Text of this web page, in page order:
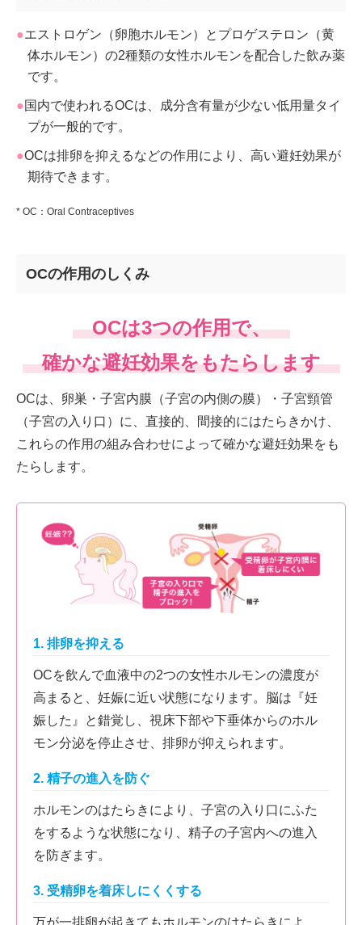
エストロゲン（卵胞ホルモン）とプロゲステロン（黄
体ホルモン）の2種類の女性ホルモンを配合した飲み薬
です。
国内で使われるOCは、成分含有量が少ない低用量タイ
プが一般的です。
OCは排卵を抑えるなどの作用により、高い避妊効果が
期待できます。
* OC：Oral Contraceptives
OCの作用のしくみ
OCは3つの作用で、
確かな避妊効果をもたらします
OCは、卵巣・子宮内膜（子宮の内側の膜）・子宮頸管
（子宮の入り口）に、直接的、間接的にはたらきかけ、
これらの作用の組み合わせによって確かな避妊効果をも
たらします。
1. 排卵を抑える
OCを飲んで血液中の2つの女性ホルモンの濃度が
高まると、妊娠に近い状態になります。脳は『妊
娠した』と錯覚し、視床下部や下垂体からのホル
モン分泌を停止させ、排卵が抑えられます。
2. 精子の進入を防ぐ
ホルモンのはたらきにより、子宮の入り口にふた
をするような状態になり、精子の子宮内への進入
を防ぎます。
3. 受精卵を着床しにくくする